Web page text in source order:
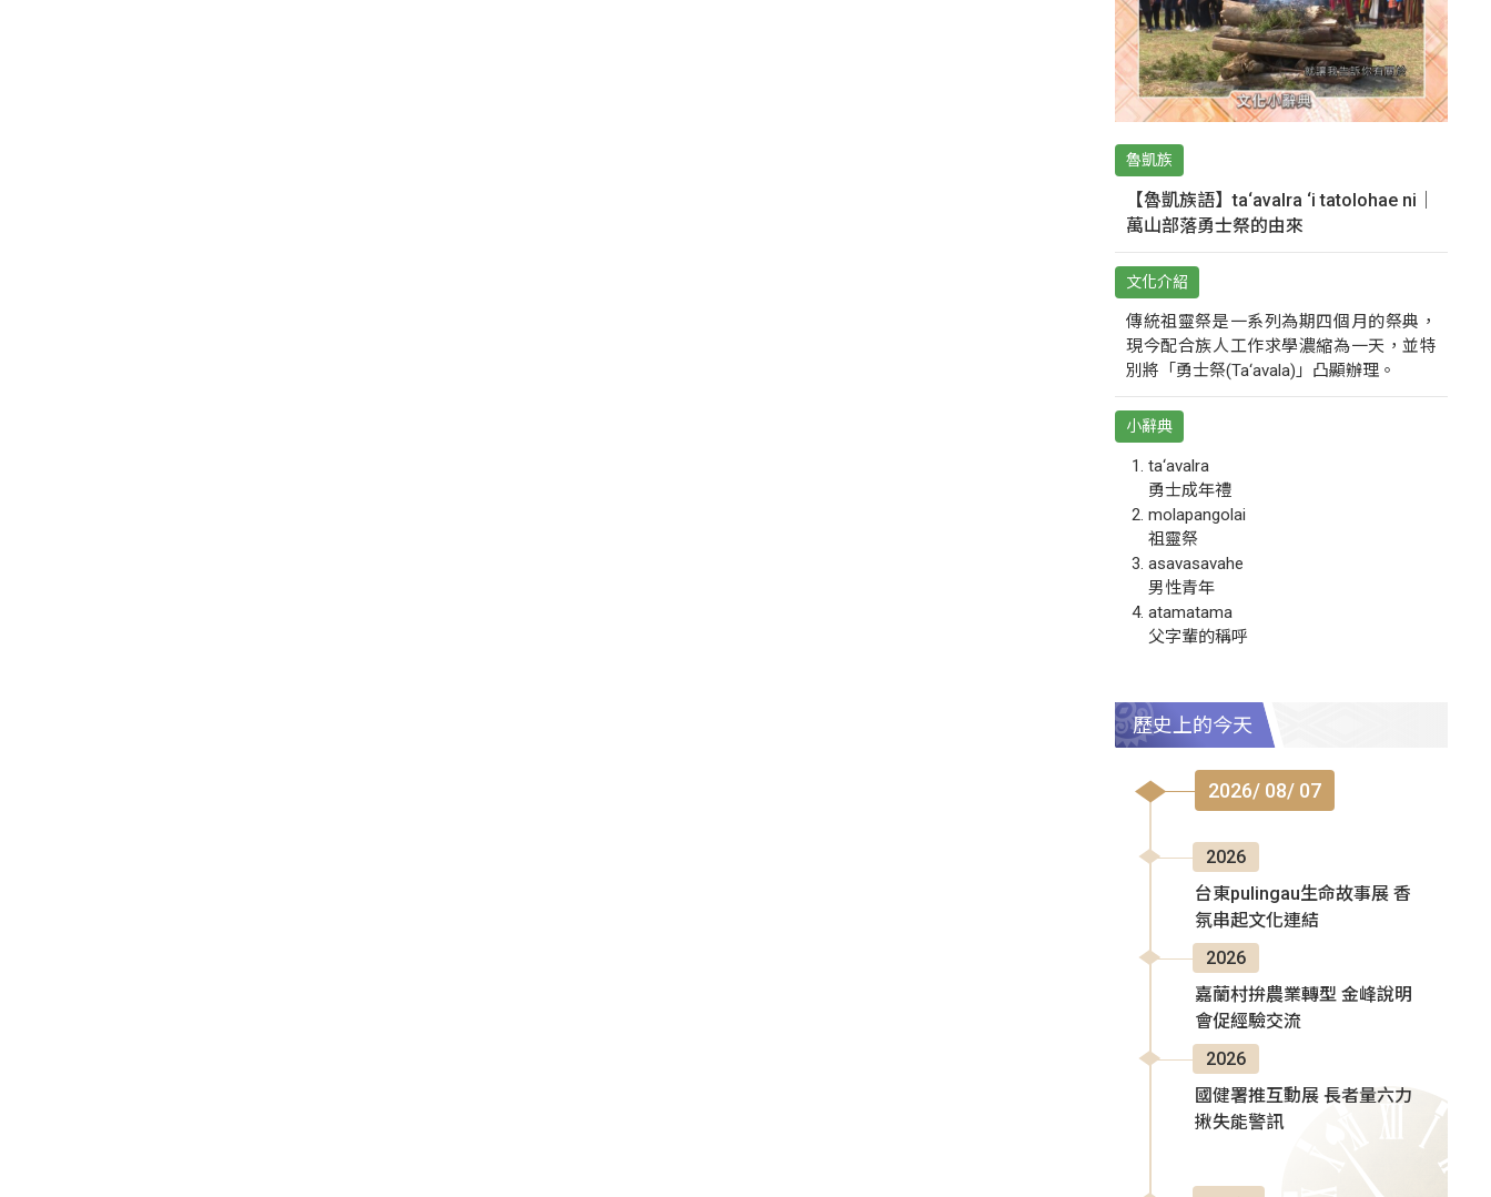
魯凱族
【魯凱族語】ta‘avalra ‘i tatolohae ni｜
萬山部落勇士祭的由來
文化介紹
傳統祖靈祭是一系列為期四個月的祭典，
現今配合族人工作求學濃縮為一天，並特
別將「勇士祭(Ta‘avala)」凸顯辦理。
小辭典
ta‘avalra
勇士成年禮
molapangolai
祖靈祭
asavasavahe
男性青年
atamatama
父字輩的稱呼
歷史上的今天
2026/ 08/ 07
2026
台東pulingau生命故事展 香
氛串起文化連結
2026
嘉蘭村拚農業轉型 金峰說明
會促經驗交流
2026
國健署推互動展 長者量六力
揪失能警訊